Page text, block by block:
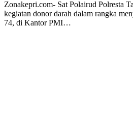
Zonakepri.com- Sat Polairud Polresta
kegiatan donor darah dalam rangka
74, di Kantor PMI…